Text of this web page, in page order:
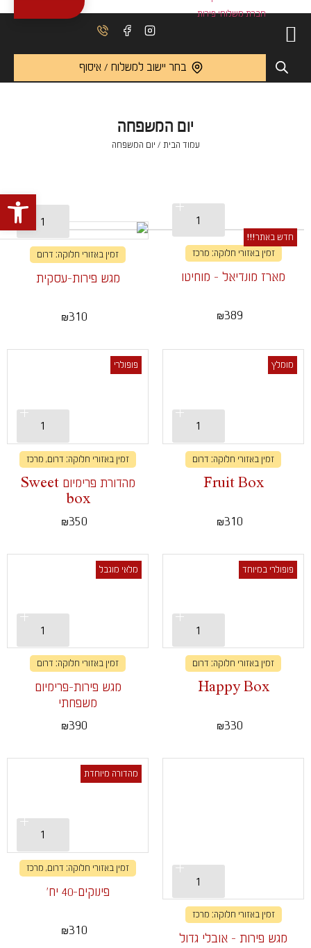
בחר יישוב למשלוח / איסוף
יום המשפחה
עמוד הבית / יום המשפחה
חדש באתר!!!
זמין באזורי חלוקה: מרכז
מארז מונדיאל - מוחיטו
₪389
זמין באזורי חלוקה: דרום
מגש פירות-עסקית
₪310
מומלץ
זמין באזורי חלוקה: דרום
Fruit Box
₪310
פופולרי
זמין באזורי חלוקה: דרום, מרכז
מהדורת פרימיום Sweet
box
₪350
פופולרי במיוחד
זמין באזורי חלוקה: דרום
Happy Box
₪330
מלאי מוגבל
זמין באזורי חלוקה: דרום
מגש פירות-פרימיום
משפחתי
₪390
זמין באזורי חלוקה: מרכז
מגש פירות - אובלי גדול
מהדורה מיוחדת
זמין באזורי חלוקה: דרום, מרכז
פינוקים-40 יח'
₪310